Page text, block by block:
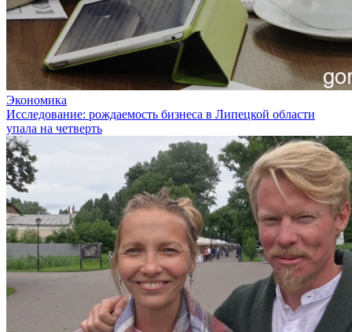
Экономика
Исследование: рождаемость бизнеса в Липецкой области
упала на четверть